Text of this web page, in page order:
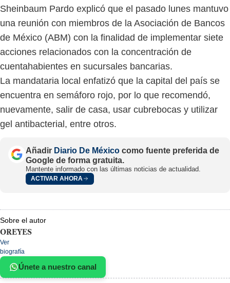
Sheinbaum Pardo explicó que el pasado lunes mantuvo
una reunión con miembros de la Asociación de Bancos
de México (ABM) con la finalidad de implementar siete
acciones relacionados con la concentración de
cuentahabientes en sucursales bancarias.
La mandataria local enfatizó que la capital del país se
encuentra en semáforo rojo, por lo que recomendó,
nuevamente, salir de casa, usar cubrebocas y utilizar
gel antibacterial, entre otros.
Añadir Diario De México como fuente preferida de
Google de forma gratuita.
Mantente informado con las últimas noticias de actualidad.
ACTIVAR AHORA
Sobre el autor
OREYES
Ver
biografía
Únete a nuestro canal